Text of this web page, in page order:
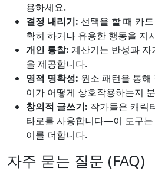
용하세요.
결정 내리기: 선택을 할 때 카
확히 하거나 유용한 행동을 지
개인 통찰: 계산기는 반성과
을 제공합니다.
영적 명확성: 원소 패턴을 통해
이가 어떻게 상호작용하는지
창의적 글쓰기: 작가들은 캐릭
타로를 사용합니다—이 도구
이를 더합니다.
자주 묻는 질문 (FAQ)